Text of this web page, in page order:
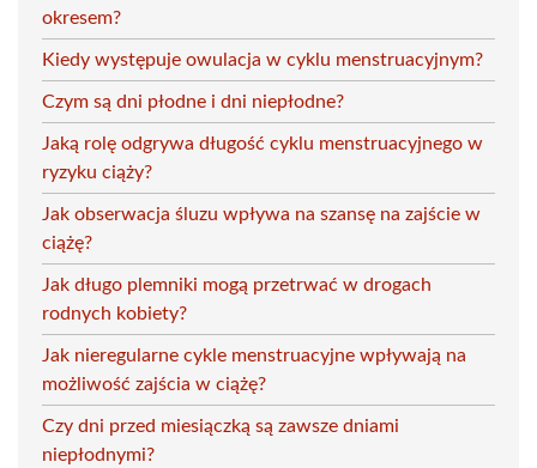
okresem?
Kiedy występuje owulacja w cyklu menstruacyjnym?
Czym są dni płodne i dni niepłodne?
Jaką rolę odgrywa długość cyklu menstruacyjnego w
ryzyku ciąży?
Jak obserwacja śluzu wpływa na szansę na zajście w
ciążę?
Jak długo plemniki mogą przetrwać w drogach
rodnych kobiety?
Jak nieregularne cykle menstruacyjne wpływają na
możliwość zajścia w ciążę?
Czy dni przed miesiączką są zawsze dniami
niepłodnymi?